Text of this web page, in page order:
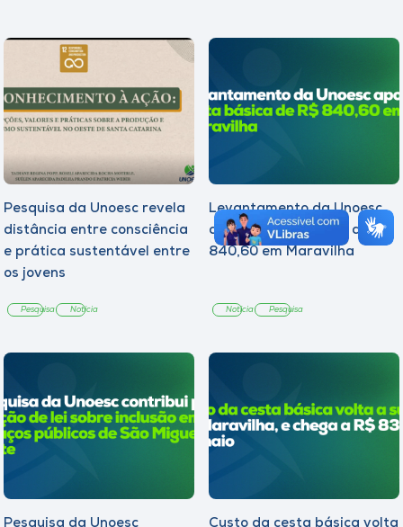
Pesquisa da Unoesc revela
distância entre consciência
e prática sustentável entre
os jovens
Pesquisa Notícia
Levantamento da Unoesc
aponta cesta básica de R$
840,60 em Maravilha
Notícia Pesquisa
Pesquisa da Unoesc Custo da cesta básica volta